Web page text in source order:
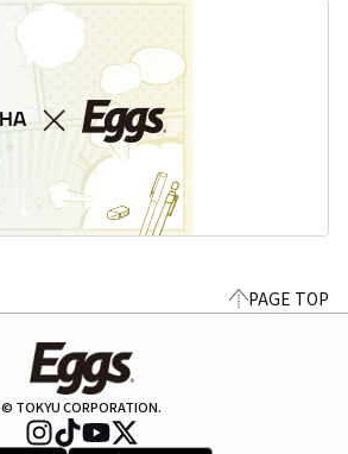
PAGE TOP
© TOKYU CORPORATION.